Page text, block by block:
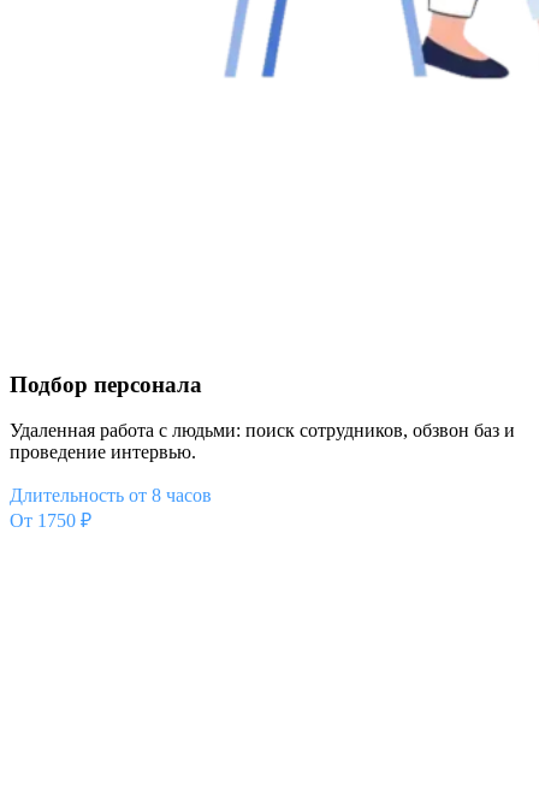
Подбор персонала
Удаленная работа с людьми: поиск сотрудников, обзвон баз и
проведение интервью.
Длительность от 8 часов
От 1750 ₽